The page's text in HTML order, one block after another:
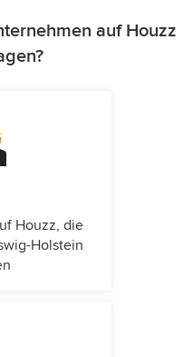
auf Houzz
Houzz, die
Holstein